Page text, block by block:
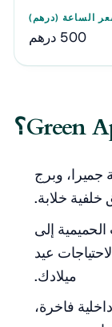
500 درهم
جميرا، وبرج
خلابة.
إلى
عيد
ميلادك.
فاخرة،